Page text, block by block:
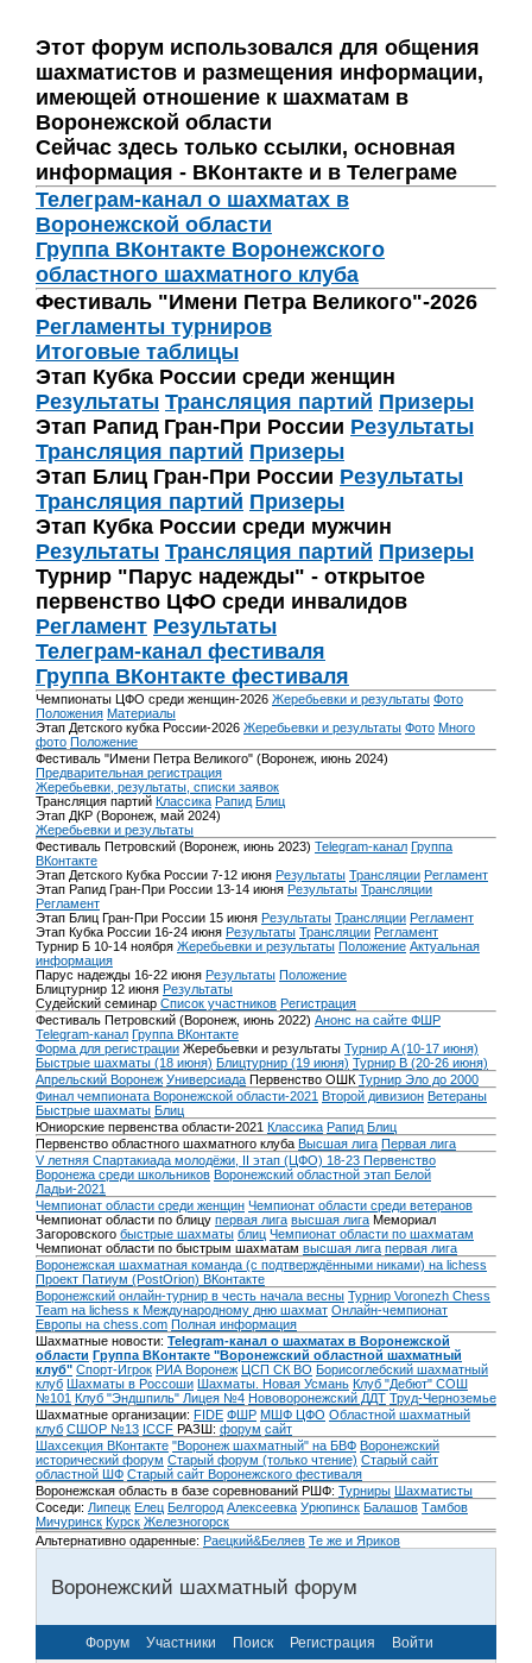
Этот форум использовался для общения
шахматистов и размещения информации,
имеющей отношение к шахматам в
Воронежской области
Сейчас здесь только ссылки, основная
информация - ВКонтакте и в Телеграме
Телеграм-канал о шахматах в
Воронежской области
Группа ВКонтакте Воронежского
областного шахматного клуба
Фестиваль "Имени Петра Великого"-2026
Регламенты турниров
Итоговые таблицы
Этап Кубка России среди женщин
Результаты Трансляция партий Призеры
Этап Рапид Гран-При России Результаты
Трансляция партий Призеры
Этап Блиц Гран-При России Результаты
Трансляция партий Призеры
Этап Кубка России среди мужчин
Результаты Трансляция партий Призеры
Турнир "Парус надежды" - открытое
первенство ЦФО среди инвалидов
Регламент Результаты
Телеграм-канал фестиваля
Группа ВКонтакте фестиваля
Чемпионаты ЦФО среди женщин-2026 Жеребьевки и результаты Фото
Положения Материалы
Этап Детского кубка России-2026 Жеребьевки и результаты Фото Много
фото Положение
Фестиваль "Имени Петра Великого" (Воронеж, июнь 2024)
Предварительная регистрация
Жеребьевки, результаты, списки заявок
Трансляция партий Классика Рапид Блиц
Этап ДКР (Воронеж, май 2024)
Жеребьевки и результаты
Фестиваль Петровский (Воронеж, июнь 2023) Telegram-канал Группа
ВКонтакте
Этап Детского Кубка России 7-12 июня Результаты Трансляции Регламент
Этап Рапид Гран-При России 13-14 июня Результаты Трансляции
Регламент
Этап Блиц Гран-При России 15 июня Результаты Трансляции Регламент
Этап Кубка России 16-24 июня Результаты Трансляции Регламент
Турнир Б 10-14 ноября Жеребьевки и результаты Положение Актуальная
информация
Парус надежды 16-22 июня Результаты Положение
Блицтурнир 12 июня Результаты
Судейский семинар Список участников Регистрация
Фестиваль Петровский (Воронеж, июнь 2022) Анонс на сайте ФШР
Telegram-канал Группа ВКонтакте
Форма для регистрации Жеребьевки и результаты Турнир A (10-17 июня)
Быстрые шахматы (18 июня) Блицтурнир (19 июня) Турнир B (20-26 июня)
Апрельский Воронеж Универсиада Первенство ОШК Турнир Эло до 2000
Финал чемпионата Воронежской области-2021 Второй дивизион Ветераны
Быстрые шахматы Блиц
Юниорские первенства области-2021 Классика Рапид Блиц
Первенство областного шахматного клуба Высшая лига Первая лига
V летняя Спартакиада молодёжи, II этап (ЦФО) 18-23 Первенство
Воронежа среди школьников Воронежский областной этап Белой
Ладьи-2021
Чемпионат области среди женщин Чемпионат области среди ветеранов
Чемпионат области по блицу первая лига высшая лига Мемориал
Загоровского быстрые шахматы блиц Чемпионат области по шахматам
Чемпионат области по быстрым шахматам высшая лига первая лига
Воронежская шахматная команда (с подтверждёнными никами) на lichess
Проект Патиум (PostOrion) ВКонтакте
Воронежский онлайн-турнир в честь начала весны Турнир Voronezh Chess
Team на lichess к Международному дню шахмат Онлайн-чемпионат
Европы на chess.com Полная информация
Шахматные новости: Telegram-канал о шахматах в Воронежской
области Группа ВКонтакте "Воронежский областной шахматный
клуб" Спорт-Игрок РИА Воронеж ЦСП СК ВО Борисоглебский шахматный
клуб Шахматы в Россоши Шахматы. Новая Усмань Клуб "Дебют" СОШ
№101 Клуб "Эндшпиль" Лицея №4 Нововоронежский ДДТ Труд-Черноземье
Шахматные организации: FIDE ФШР МШФ ЦФО Областной шахматный
клуб СШОР №13 ICCF РАЗШ: форум сайт
Шахсекция ВКонтакте "Воронеж шахматный" на БВФ Воронежский
исторический форум Cтарый форум (только чтение) Старый сайт
областной ШФ Старый сайт Воронежского фестиваля
Воронежская область в базе соревнований РШФ: Турниры Шахматисты
Соседи: Липецк Елец Белгород Алексеевка Урюпинск Балашов Тамбов
Мичуринск Курск Железногорск
Альтернативно одаренные: Раецкий&Беляев Те же и Яриков
Воронежский шахматный форум
Форум Участники Поиск Регистрация Войти